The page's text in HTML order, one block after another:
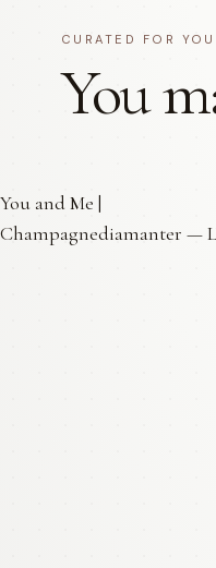
CURATED FOR YOU
You
You and Me |
Champagnediamanter —